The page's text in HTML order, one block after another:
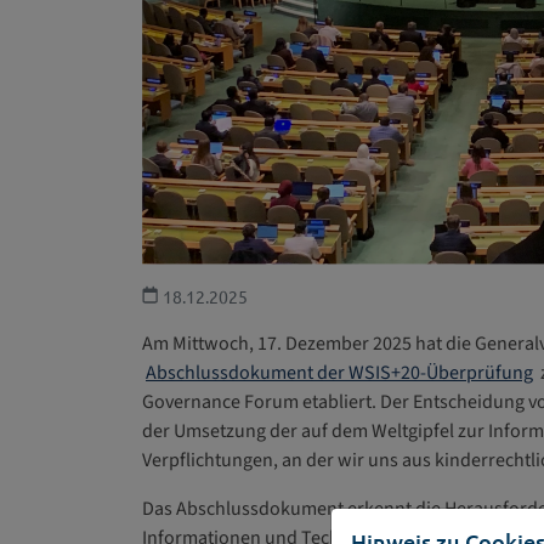
18.12.2025
Am Mittwoch, 17. Dezember 2025 hat die
Abschlussdokument der WSIS+20-Überprüfung
Governance Forum etabliert. Der Entscheidung
der Umsetzung der auf dem Weltgipfel zur
Verpflichtungen, an der wir uns aus
Das Abschlussdokument erkennt die
Informationen und Technologien